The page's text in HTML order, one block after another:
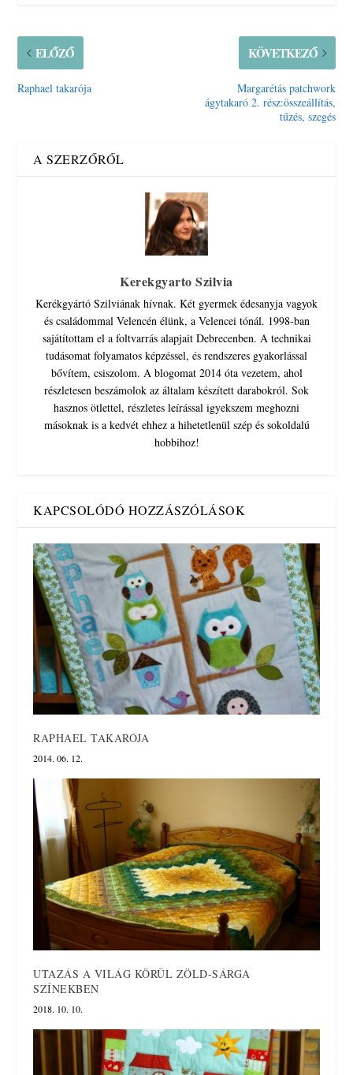
ELŐZŐ
Raphael takarója
KÖVETKEZŐ
Margarétás patchwork
ágytakaró 2. rész:összeállítás,
tűzés, szegés
A SZERZŐRŐL
Kerekgyarto Szilvia
Kerékgyártó Szilviának hívnak. Két gyermek édesanyja vagyok
és családommal Velencén élünk, a Velencei tónál. 1998-ban
sajátítottam el a foltvarrás alapjait Debrecenben. A technikai
tudásomat folyamatos képzéssel, és rendszeres gyakorlással
bővítem, csiszolom. A blogomat 2014 óta vezetem, ahol
részletesen beszámolok az általam készített darabokról. Sok
hasznos ötlettel, részletes leírással igyekszem meghozni
másoknak is a kedvét ehhez a hihetetlenül szép és sokoldalú
hobbihoz!
KAPCSOLÓDÓ HOZZÁSZÓLÁSOK
RAPHAEL TAKARÓJA
2014. 06. 12.
UTAZÁS A VILÁG KÖRÜL ZÖLD-SÁRGA
SZÍNEKBEN
2018. 10. 10.